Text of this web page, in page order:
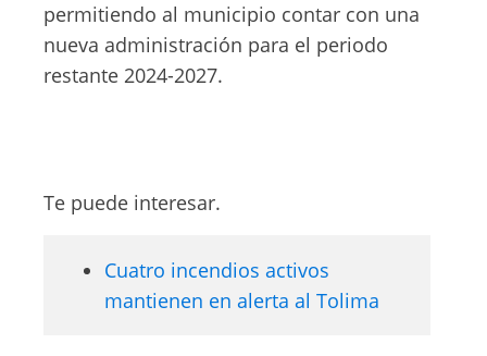
permitiendo al municipio contar con una
nueva administración para el periodo
restante 2024-2027.
Te puede interesar.
Cuatro incendios activos
mantienen en alerta al Tolima